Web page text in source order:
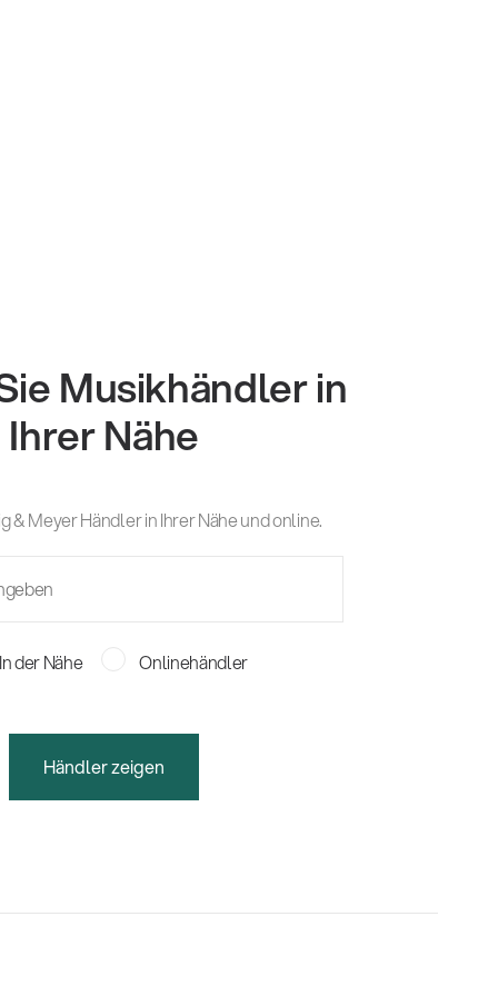
Musikhändler in
Ihrer Nähe
& Meyer Händler in Ihrer Nähe und online.
In der Nähe Onlinehändler
Händler zeigen